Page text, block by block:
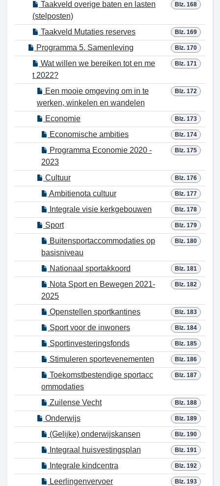
Blz. 168
Taakveld overige baten en lasten
(stelposten)
Blz. 169
Taakveld Mutaties reserves
Blz. 170
Programma 5. Samenleving
Blz. 171
Wat willen we bereiken tot en me
t 2022?
Blz. 172
Een mooie omgeving om in te
werken, winkelen en wandelen
Blz. 173
Economie
Blz. 174
Economische ambities
Blz. 175
Programma Economie 2020 -
2023
Blz. 176
Cultuur
Blz. 177
Ambitienota cultuur
Blz. 178
Integrale visie kerkgebouwen
Blz. 179
Sport
Blz. 180
Buitensportaccommodaties op
basisniveau
Blz. 181
Nationaal sportakkoord
Blz. 182
Nota Sport en Bewegen 2021-
2025
Blz. 183
Openstellen sportkantines
Blz. 184
Sport voor de inwoners
Blz. 185
Sportinvesteringsfonds
Blz. 186
Stimuleren sportevenementen
Blz. 187
Toekomstbestendige sportacc
ommodaties
Blz. 188
Zuilense Vecht
Blz. 189
Onderwijs
Blz. 190
(Gelijke) onderwijskansen
Blz. 191
Integraal huisvestingsplan
Blz. 192
Integrale kindcentra
Blz. 193
Leerlingenvervoer